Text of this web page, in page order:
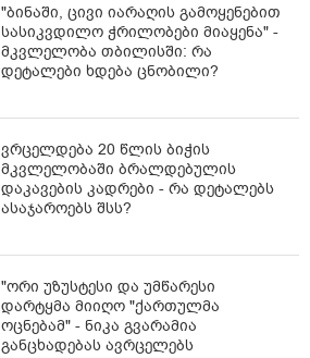
"ბინაში, ცივი იარაღის გამოყენებით
სასიკვდილო ჭრილობები მიაყენა" -
მკვლელობა თბილისში: რა
დეტალები ხდება ცნობილი?
ვრცელდება 20 წლის ბიჭის
მკვლელობაში ბრალდებულის
დაკავების კადრები - რა დეტალებს
ასაჯაროებს შსს?
"ორი უზუსტესი და უმწარესი
დარტყმა მიიღო "ქართულმა
ოცნებამ" - ნიკა გვარამია
განცხადებას ავრცელებს